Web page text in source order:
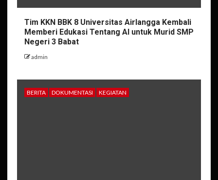
Tim KKN BBK 8 Universitas Airlangga Kembali
Memberi Edukasi Tentang AI untuk Murid SMP
Negeri 3 Babat
admin
BERITA DOKUMENTASI KEGIATAN